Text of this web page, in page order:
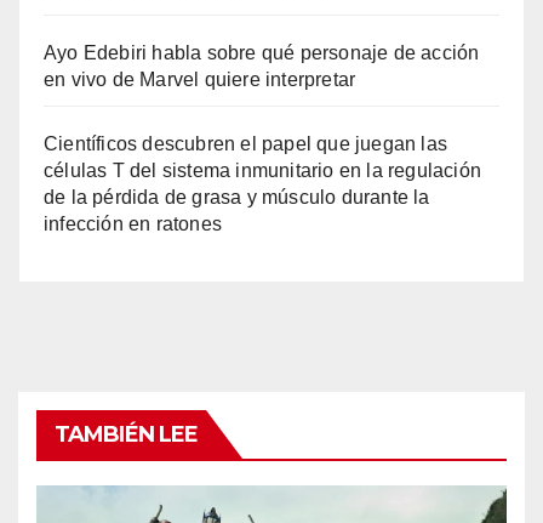
Ayo Edebiri habla sobre qué personaje de acción
en vivo de Marvel quiere interpretar
Científicos descubren el papel que juegan las
células T del sistema inmunitario en la regulación
de la pérdida de grasa y músculo durante la
infección en ratones
TAMBIÉN LEE